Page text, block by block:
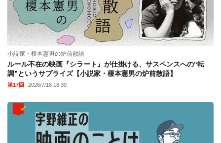
小説家・榎本憲男の炉前散語
ルール不在の映画『シラート』が仕掛ける、サスペンスへの“転
調”というサプライズ【小説家・榎本憲男の炉前散語】
第17回 2026/7/18 18:30